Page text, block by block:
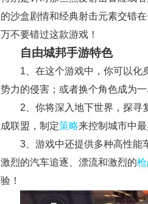
的沙盒剧情和经典射击元素交错
万不要错过这款游戏！
自由城邦手游特色
1、在这个游戏中，你可以化
势力的侵害；或者换个角色成为
2、你将深入地下世界，探寻
成联盟，制定策略来控制城市中
3、游戏中还提供多种高性能
激烈的汽车追逐、漂流和激烈的
验！